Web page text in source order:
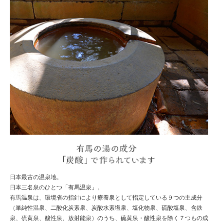
日本最古の温泉地。
日本三名泉のひとつ「有馬温泉」。
有馬温泉は、環境省の指針により療養泉として指定している９つの主成分
（単純性温泉、二酸化炭素泉、炭酸水素塩泉、塩化物泉、硫酸塩泉、含鉄
泉、硫黄泉、酸性泉、放射能泉）のうち、硫黄泉・酸性泉を除く７つもの成